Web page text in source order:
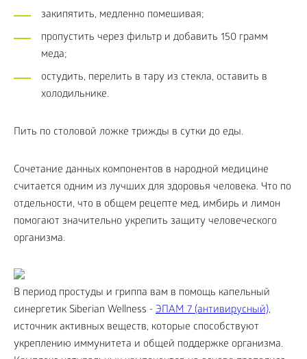
закипятить, медленно помешивая;
пропустить через фильтр и добавить 150 грамм
меда;
остудить, перелить в тару из стекла, оставить в
холодильнике.
Пить по столовой ложке трижды в сутки до еды.
Сочетание данных компонентов в народной медицине
считается одним из лучших для здоровья человека. Что по
отдельности, что в общем рецепте мед, имбирь и лимон
помогают значительно укрепить защиту человеческого
организма.
В период простуды и гриппа вам в помощь капельный
синергетик Siberian Wellness - ЭПАМ 7 (антивирусный),
источник активных веществ, которые способствуют
укреплению иммунитета и общей поддержке организма.